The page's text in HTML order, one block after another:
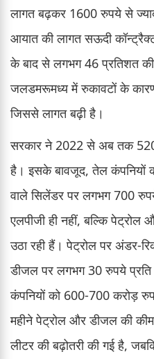
लागत बढ़कर 1600 रुपये से
आयात की लागत सऊदी
के बाद से लगभग 46 प्रतिशत की
जलडमरूमध्य में रुकावटों के
जिससे लागत बढ़ी है।
सरकार ने 2022 से अब तक
है। इसके बावजूद, तेल कंपनियों
वाले सिलेंडर पर लगभग 700
एलपीजी ही नहीं, बल्कि पेट्रोल
उठा रही हैं। पेट्रोल पर अंडर-
डीजल पर लगभग 30 रुपये
कंपनियों को 600-700 करोड़
महीने पेट्रोल और डीजल की
लीटर की बढ़ोतरी की गई है,